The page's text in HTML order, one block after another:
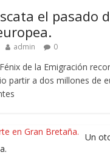
el pasado
admin 0
de la Emigración
partir a dos millones de
Un